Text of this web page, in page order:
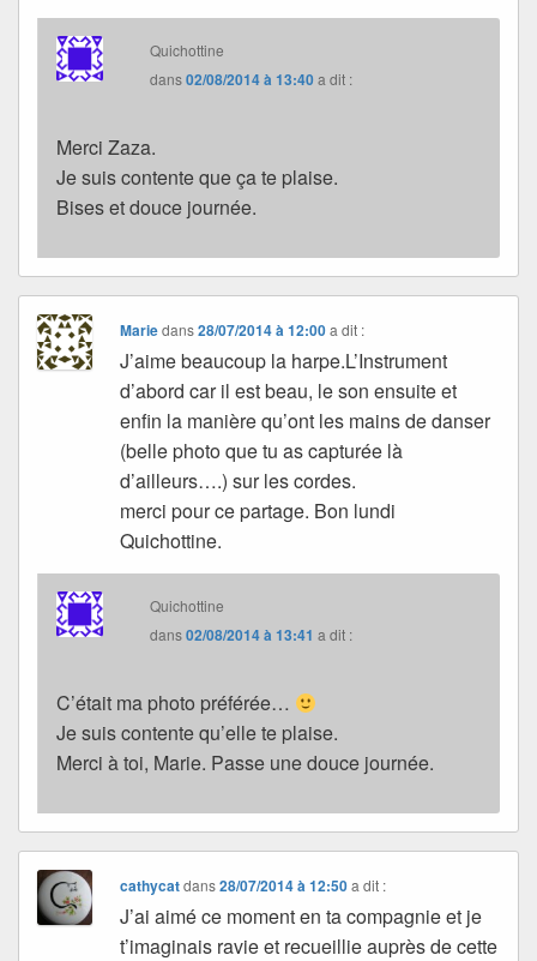
Quichottine
dans02/08/2014 à 13:40a dit :
Merci Zaza.
Je suis contente que ça te plaise.
Bises et douce journée.
Mariedans28/07/2014 à 12:00 a dit :
J’aime beaucoup la harpe.L’Instrument
d’abord car il est beau, le son ensuite et
enfin la manière qu’ont les mains de danser
(belle photo que tu as capturée là
d’ailleurs….) sur les cordes.
merci pour ce partage. Bon lundi
Quichottine.
Quichottine
dans02/08/2014 à 13:41 a dit :
C’était ma photo préférée…
Je suis contente qu’elle te plaise.
Merci à toi, Marie. Passe une douce journée.
cathycatdans28/07/2014 à 12:50 a dit :
J’ai aimé ce moment en ta compagnie et je
t’imaginais ravie et recueillie auprès de cette